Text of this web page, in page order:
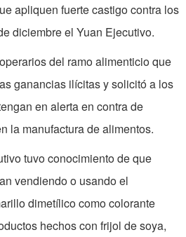
apliquen fuerte castigo contra los
diciembre el Yuan Ejecutivo.
del ramo alimenticio que
ganancias ilícitas y solicitó a los
en alerta en contra de
la manufactura de alimentos.
tuvo conocimiento de que
vendiendo o usando el
dimetílico como colorante
hechos con frijol de soya,